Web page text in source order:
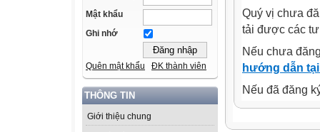
Mật khẩu
Ghi nhớ
Quên mật khẩu ĐK thành viên
THÔNG TIN
Giới thiệu chung
Quý vị chưa
tải được các
Nếu chưa
hướng dẫn
Nếu đã đăng